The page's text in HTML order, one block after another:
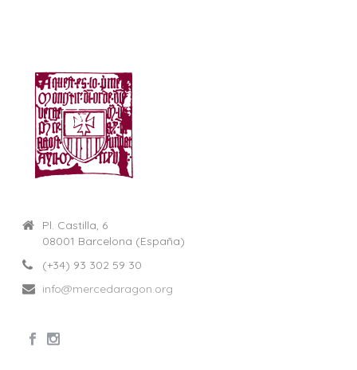
Pl. Castilla, 6
08001 Barcelona (España)
(+34) 93 302 59 30
info@mercedaragon.org